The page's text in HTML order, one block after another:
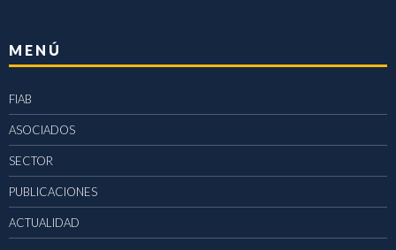
MENÚ
FIAB
ASOCIADOS
SECTOR
PUBLICACIONES
ACTUALIDAD